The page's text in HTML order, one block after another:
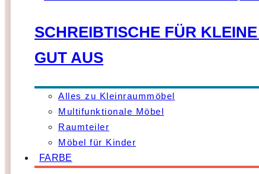
SCHREIBTISCHE FÜR
GUT AUS
Alles zu Kleinraummöbel
Multifunktionale Möbel
Raumteiler
Möbel für Kinder
FARBE